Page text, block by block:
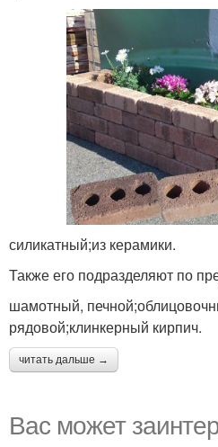
силикатный;из керамики.
Также его подразделяют по
шамотный,
рядовой;клинкерный кирпич.
читать дальше →
Вас может